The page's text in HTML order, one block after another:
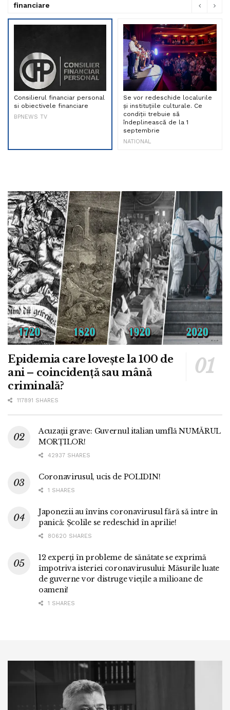
financiare
Consilierul financiar personal
si obiectivele financiare
BPNEWS TV
Se vor redeschide localurile
și instituțiile culturale. Ce
condiții trebuie să
îndeplinească de la 1
septembrie
NATIONAL
Epidemia care lovește la 100 de
ani – coincidență sau mână
criminală?
117891 SHARES
Acuzații grave: Guvernul italian umflă NUMĂRUL
MORȚILOR!
42937 SHARES
Coronavirusul, ucis de POLIDIN!
1 SHARES
Japonezii au învins coronavirusul fără să intre în
panică: Școlile se redeschid în aprilie!
80620 SHARES
12 experți în probleme de sănătate se exprimă
împotriva isteriei coronavirusului: Măsurile luate
de guverne vor distruge viețile a milioane de
oameni!
1 SHARES